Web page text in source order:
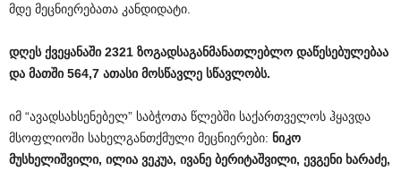
მდე მეცნიერებათა კანდიდატი.
დღეს ქვეყანაში 2321 ზოგადსაგანმანათლებლო დაწესებულებაა
და მათში 564,7 ათასი მოსწავლე სწავლობს.
იმ “ავადსახსენებელ” საბჭოთა წლებში საქართველოს ჰყავდა
მსოფლიოში სახელგანთქმული მეცნიერები: ნიკო
მუსხელიშვილი, ილია ვეკუა, ივანე ბერიტაშვილი, ევგენი ხარაძე,